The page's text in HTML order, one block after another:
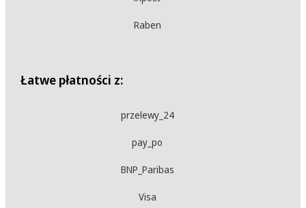
Raben
Łatwe płatności z:
przelewy_24
pay_po
BNP_Paribas
Visa